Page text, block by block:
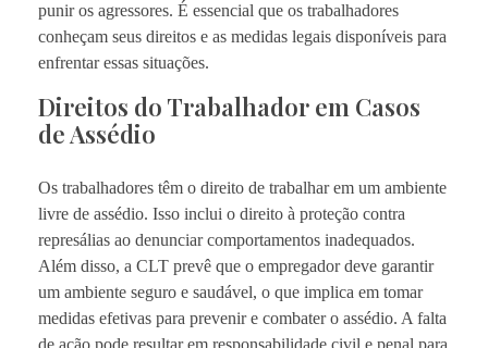
punir os agressores. É essencial que os trabalhadores
conheçam seus direitos e as medidas legais disponíveis para
enfrentar essas situações.
Direitos do Trabalhador em Casos
de Assédio
Os trabalhadores têm o direito de trabalhar em um ambiente
livre de assédio. Isso inclui o direito à proteção contra
represálias ao denunciar comportamentos inadequados.
Além disso, a CLT prevê que o empregador deve garantir
um ambiente seguro e saudável, o que implica em tomar
medidas efetivas para prevenir e combater o assédio. A falta
de ação pode resultar em responsabilidade civil e penal para